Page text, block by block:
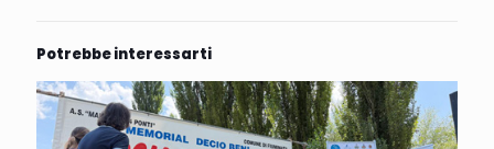
Potrebbe interessarti